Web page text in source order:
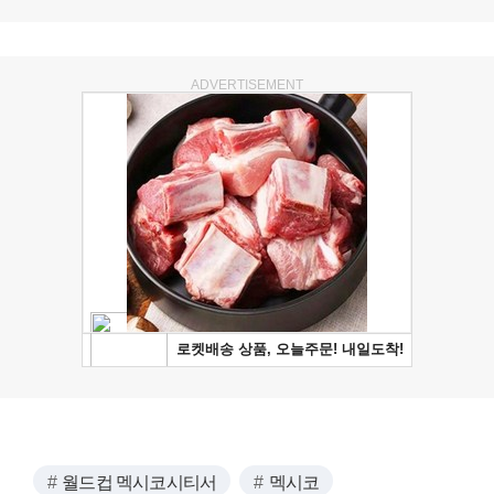
ADVERTISEMENT
월드컵 멕시코시티서 멕시코